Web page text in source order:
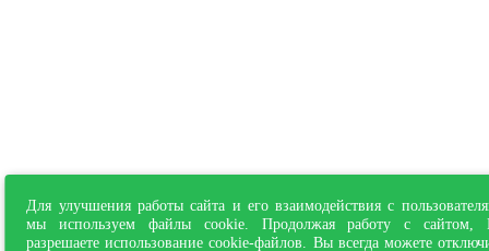
Для улучшения работы сайта и его взаимодействия с
мы используем файлы cookie. Продолжая работу с сайтом,
разрешаете использование cookie-файлов. Вы всегда можете